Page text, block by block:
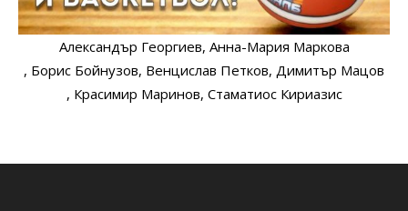
Александър Георгиев, Анна-Мария Маркова
, Борис Бойнузов, Венцислав Петков, Димитър Мацов
, Красимир Маринов, Стаматиос Кириазис